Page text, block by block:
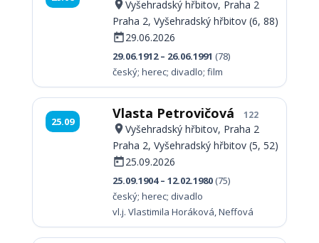
Vyšehradský hřbitov, Praha 2
Praha 2, Vyšehradský hřbitov (6, 88)
29.06.2026
29.06.1912 – 26.06.1991 (78)
český; herec; divadlo; film
25.09 Vlasta Petrovičová 122
Vyšehradský hřbitov, Praha 2
Praha 2, Vyšehradský hřbitov (5, 52)
25.09.2026
25.09.1904 – 12.02.1980 (75)
český; herec; divadlo
vl.j. Vlastimila Horáková, Neffová